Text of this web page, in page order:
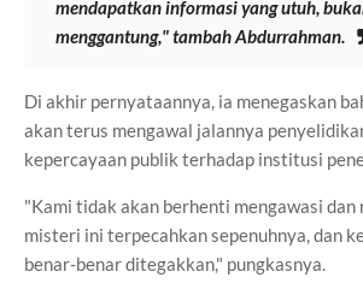
mendapatkan informasi yang utuh,
menggantung," tambah Abdurrahman.
Di akhir pernyataannya, ia menegaskan
akan terus mengawal jalannya
kepercayaan publik terhadap institusi
"Kami tidak akan berhenti mengawasi dan
misteri ini terpecahkan sepenuhnya, dan
benar-benar ditegakkan," pungkasnya.